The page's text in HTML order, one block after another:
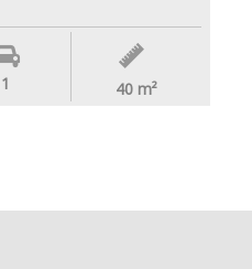
1 40 m²